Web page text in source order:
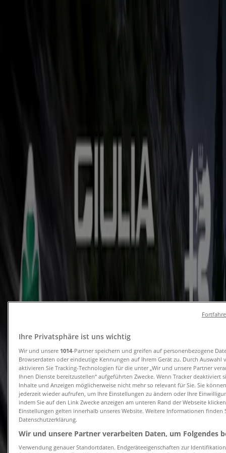
BiomärkteDiscounter Sportgeschäfte
und Baby
Auto, Motorrad und
Werkstatt
KaufhäuserReisen und Freizeit
Optiker und
Hörzentren
Bücher und Schreibwaren Banken
und Versicherungen
Auto, Motorrad und Werkstatt in
Braunschweig - Gutscheine,
Angebote und Prospekte
Tiendeo in Braunschweig
Angebote für Auto, Motorrad und Werkstatt in
Braunschweig
Škoda
Der Škoda Octavia Passt genau zu Ihnen
Läuft am 3.8. abBraunschweig
Hyundai
Hyundai ioniq 9 zubehoerbroschuerepdf
Ihre Privatsphäre ist uns wichtig
Wir und unsere 1014-Partner speichern und greifen auf personenbezogene
Browserdaten oder eindeutige Kennungen auf Ihrem Gerät zu. Durch Auswahl
aktivieren Sie Tracking-Technologien für die unter „Wir und unsere Partner
Ihnen Dienste bereitzustellen“ aufgeführten Zwecke. Wenn Tracker deaktiviert
Inhalte und Anzeigen möglicherweise nicht mehr so relevant für Sie. Sie
jederzeit wieder aufrufen, um Ihre Einstellungen zu ändern oder Ihre
indem Sie auf den Link Zwecke anzeigen am unteren Rand der Webseite
Einstellungen gelten innerhalb unseres Website. Weitere Informationen finden
Datenschutzerklärung.
Wir und unsere Partner verarbeiten Daten, um Folgendes
Verwendung genauer Standortdaten. Endgeräteeigenschaften zur